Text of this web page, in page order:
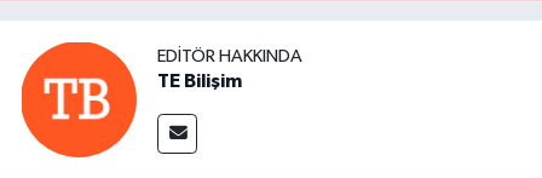
EDITÖR HAKKINDA
TE Bilişim